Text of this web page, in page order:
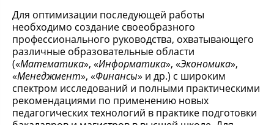
Для оптимизации последующей работы
необходимо создание своеобразного
профессионального руководства, охватывающего
различные образовательные области
(«Математика», «Информатика», «Экономика»,
«Менеджмент», «Финансы» и др.) с широким
спектром исследований и полными практическими
рекомендациями по применению новых
педагогических технологий в практике подготовки